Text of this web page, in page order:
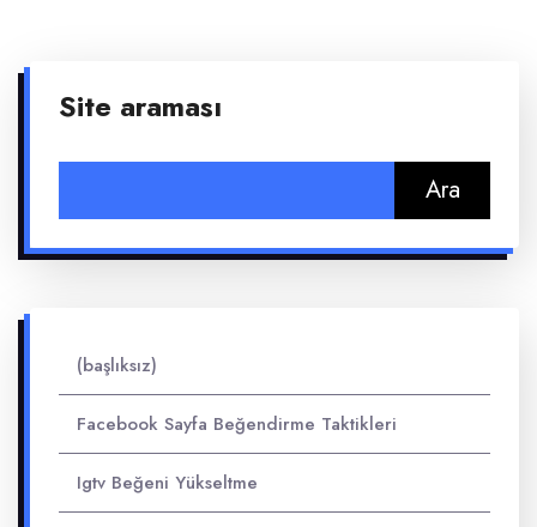
Site araması
(başlıksız)
Facebook Sayfa Beğendirme Taktikleri
Igtv Beğeni Yükseltme